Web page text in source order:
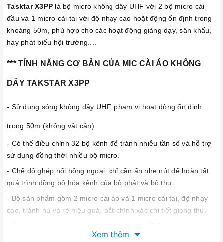
Tasktar X3PP là bộ micro không dây UHF với 2 bộ micro cài
đầu và 1 micro cài tai với độ nhạy cao hoặt động ổn định trong
khoảng 50m, phù hợp cho các hoạt động giảng dạy, sân khấu,
hay phát biểu hội trường....
*** TÍNH NĂNG CƠ BẢN CỦA MIC CÀI ÁO KHÔNG
DÂY TAKSTAR X3PP
- Sử dụng sóng không dây UHF, phạm vi hoạt động ổn định
trong 50m (không vật cản).
- Có thể điều chỉnh 32 bộ kênh để tránh nhiễu tần số và hỗ trợ
sử dụng đồng thời nhiều bộ micro.
- Chế độ ghép nối hồng ngoại, chỉ cần ấn nhẹ nút để hoàn tất
quá trình đồng bộ hóa kênh của bộ phát và bộ thu.
- Bộ sản phẩm gồm 2 micro cài áo và 1 micro cài tai, độ nhạy
cao, tránh hú và rè hiệu quả, bắt chính xác chi tiết giọng thu.
được kết nối với nguồn điện di động để sử dụng ngoài trời
Xem thêm